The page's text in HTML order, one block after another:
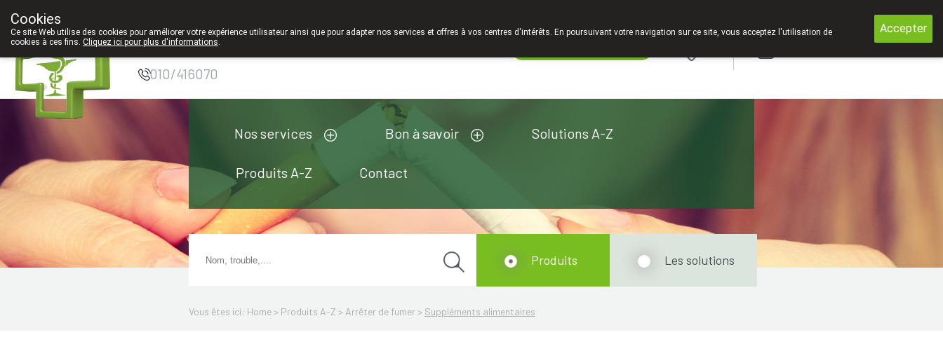
Pharmacie Coeur
de Ville
010/416070
Nos services Bon à savoir Solutions A-Z
Produits A-Z Contact
Vous êtes ici: Home > Produits A-Z > Arrêter de fumer> Suppléments alimentaires
Produits Les solutions
Cookies
Ce site Web utilise des cookies pour améliorer votre expérience utilisateur ainsi que pour adapter nos services et offres à vos centres d'intérêts. En poursuivant votre navigation sur ce site, vous acceptez l'utilisation de
cookies à ces fins. Cliquez ici pour plus d'informations.
Accepter